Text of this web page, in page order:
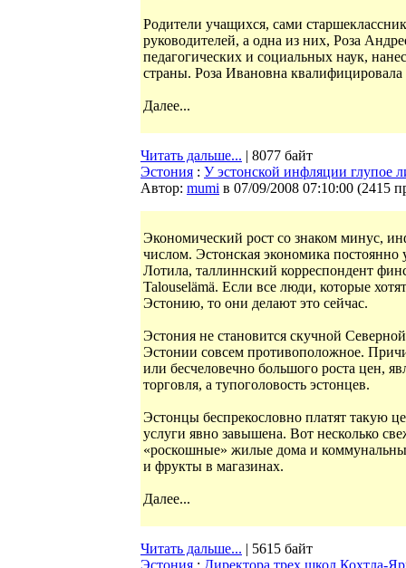
Родители учащихся, сами
руководителей, а одна из них, Роза
педагогических и социальных наук,
страны. Роза Ивановна
Далее...
Читать дальше... | 8077 байт
Эстония : У эстонской инфляции глупое
Автор: mumi в 07/09/2008 07:10:00 (2415
Экономический рост со знаком минус,
числом. Эстонская экономика
Лотила, таллиннский корреспондент
Talouselämä. Если все люди, которые
Эстонию, то они делают это сейчас.
Эстония не становится скучной
Эстонии совсем противоположное.
или бесчеловечно большого роста цен,
торговля, а тупоголовость эстонцев.
Эстонцы беспрекословно платят такую
услуги явно завышена. Вот несколько
«роскошные» жилые дома и
и фрукты в магазинах.
Далее...
Читать дальше... | 5615 байт
Эстония : Директора трех школ Кохтла-